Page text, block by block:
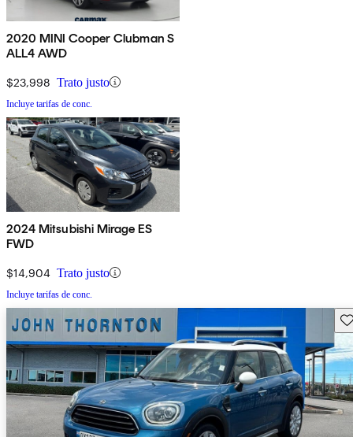
2020 MINI Cooper Clubman S
ALL4 AWD
$23,998 Trato justo
Incluye tarifas de conc.
2024 Mitsubishi Mirage ES
FWD
$14,904 Trato justo
Incluye tarifas de conc.